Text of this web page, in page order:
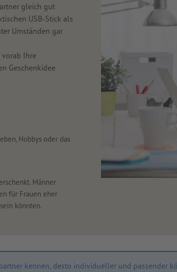
gleich gut
USB-Stick als
Umständen gar
Ihre
Geschenkidee
Hobbys oder das
Männer
für Frauen eher
könnten.
kennen, desto individueller und passender